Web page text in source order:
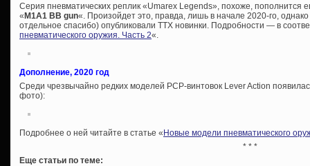
Серия пневматических реплик «Umarex Legends», похоже,
«M1A1 BB gun«. Произойдет это, правда, лишь в начале 2020-го,
отдельное спасибо) опубликовали ТТХ новинки. Подробности — в
пневматического оружия. Часть 2«.
Дополнение, 2020 год
Среди чрезвычайно редких моделей PCP-винтовок Lever Action
фото):
Подробнее о ней читайте в статье «Новые модели пневматического
* * *
Еще статьи по теме: